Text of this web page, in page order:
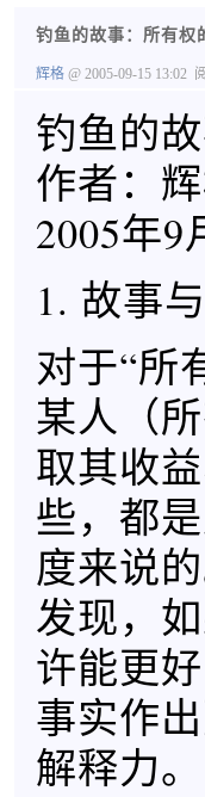
钓鱼的故事：所有权
辉格 @ 2005-09-15 13:02
钓鱼的
作者：
2005年9
1. 故事
对于“所
某人（
取其收
些，都
度来说
发现，
许能更
事实作
解释力。